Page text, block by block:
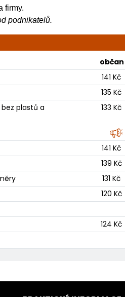
firmy.
podnikatelů.
občan
141 Kč
135 Kč
plastů a
133 Kč
141 Kč
139 Kč
131 Kč
120 Kč
124 Kč